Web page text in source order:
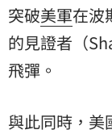
突破美軍在波
的見證者（
飛彈。
與此同時，美